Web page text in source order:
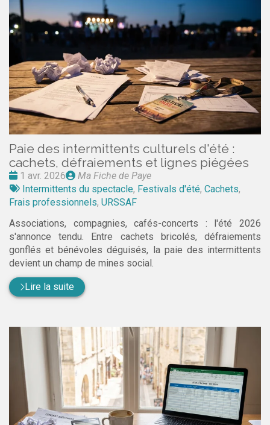
Paie des intermittents culturels d'été :
cachets, défraiements et lignes piégées
Date
:
1 avr. 2026
Publié
par
Ma Fiche de Paye
Tags
:
Intermittents du spectacle, Festivals d'été, Cachets,
Frais professionnels, URSSAF
Associations, compagnies, cafés-concerts : l'été 2026
s'annonce tendu. Entre cachets bricolés, défraiements
gonflés et bénévoles déguisés, la paie des intermittents
devient un champ de mines social.
Lire la suite